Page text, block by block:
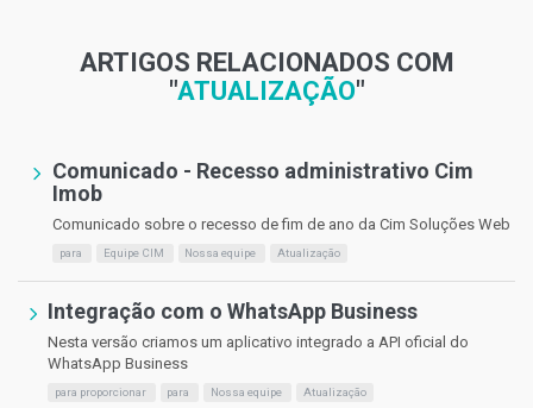
ARTIGOS RELACIONADOS COM
"ATUALIZAÇÃO"
Comunicado - Recesso administrativo Cim
Imob
Comunicado sobre o recesso de fim de ano da Cim Soluções Web
para Equipe CIM Nossa equipe Atualização
Integração com o WhatsApp Business
Nesta versão criamos um aplicativo integrado a API oficial do
WhatsApp Business
para proporcionar para Nossa equipe Atualização